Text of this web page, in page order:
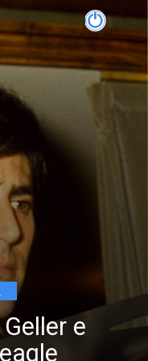
e